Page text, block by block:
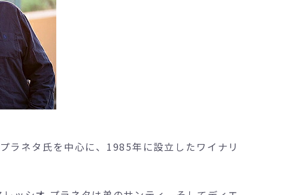
ラネタ氏を中心に、1985年に設立したワイナリ